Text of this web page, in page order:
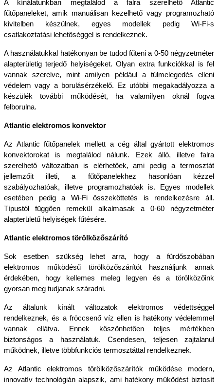
A kínálatunkban megtalálod a falra szerelhető Atlantic
fűtőpaneleket, amik manuálisan kezelhető vagy programozható
kivitelben készülnek, egyes modellek pedig Wi-Fi-s
csatlakoztatási lehetőséggel is rendelkeznek.
A használatukkal hatékonyan be tudod fűteni a 0-50 négyzetméter
alapterületig terjedő helyiségeket. Olyan extra funkciókkal is fel
vannak szerelve, mint amilyen például a túlmelegedés elleni
védelem vagy a borulásérzékelő. Ez utóbbi megakadályozza a
készülék további működését, ha valamilyen oknál fogva
felborulna.
Atlantic elektromos konvektor
Az Atlantic fűtőpanelek mellett a cég által gyártott elektromos
konvektorokat is megtalálod nálunk. Ezek álló, illetve falra
szerelhető változatban is elérhetőek, ami pedig a termosztát
jellemzőit illeti, a fűtőpanelekhez hasonlóan kézzel
szabályozhatóak, illetve programozhatóak is. Egyes modellek
esetében pedig a Wi-Fi összeköttetés is rendelkezésre áll.
Típustól függően remekül alkalmasak a 0-60 négyzetméter
alapterületű helyiségek fűtésére.
Atlantic elektromos törölközőszárító
Sok esetben szükség lehet arra, hogy a fürdőszobában
elektromos működésű törölközőszárítót használjunk annak
érdekében, hogy kellemes meleg legyen és a törölközőink
gyorsan meg tudjanak száradni.
Az általunk kínált változatok elektromos védettséggel
rendelkeznek, és a fröccsenő víz ellen is hatékony védelemmel
vannak ellátva. Ennek köszönhetően teljes mértékben
biztonságos a használatuk. Csendesen, teljesen zajtalanul
működnek, illetve többfunkciós termosztáttal rendelkeznek.
Az Atlantic elektromos törölközőszárítók működése modern,
innovatív technológián alapszik, ami hatékony működést biztosít